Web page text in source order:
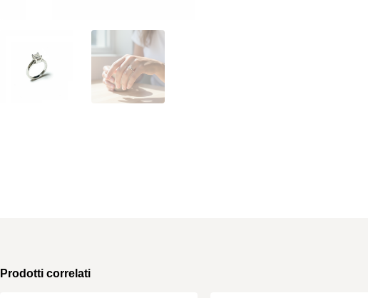
Prodotti correlati